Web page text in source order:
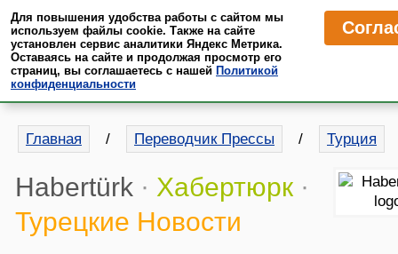
MrTranslate· Пресса
Читайте иностранные СМИ в переводе на русском языке
Главная / Переводчик Прессы / Турция
Habertürk · Хабертюрк ·
Турецкие Новости
Для повышения удобства работы с сайтом мы
используем файлы cookie. Также на сайте
установлен сервис аналитики Яндекс Метрика.
Оставаясь на сайте и продолжая просмотр его
страниц, вы соглашаетесь с нашей Политикой
конфиденциальности